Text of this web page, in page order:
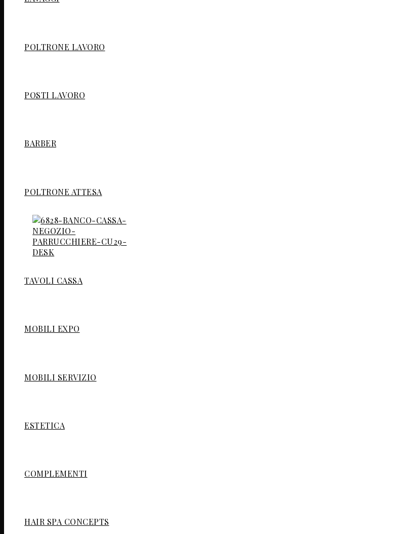
POLTRONE LAVORO
POSTI LAVORO
BARBER
POLTRONE ATTESA
TAVOLI CASSA
MOBILI EXPO
MOBILI SERVIZIO
ESTETICA
COMPLEMENTI
HAIR SPA CONCEPTS